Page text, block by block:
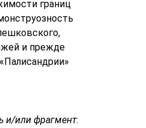
границ
и прежде
и/или фрагмент: